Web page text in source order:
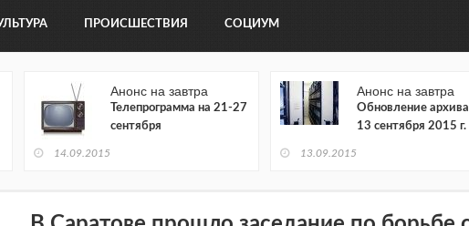
ПРОИСШЕСТВИЯ СОЦИУМ
Анонс на завтра
Телепрограмма на 21-27
сентября
14.09.2015
Анонс на завтра
Обновление архива
13 сентября 2015 г.
13.09.2015